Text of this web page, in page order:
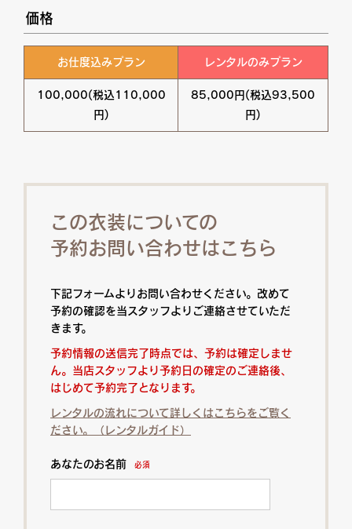
価格
お仕度込みプラン
100,000(税込110,000
円)
レンタルのみプラン
85,000円(税込93,500
円)
この衣装についての
予約お問い合わせはこちら
下記フォームよりお問い合わせください。改めて
予約の確認を当スタッフよりご連絡させていただ
きます。
予約情報の送信完了時点では、予約は確定しませ
ん。当店スタッフより予約日の確定のご連絡後、
はじめて予約完了となります。
レンタルの流れについて詳しくはこちらをご覧く
ださい。（レンタルガイド）
あなたのお名前 必須